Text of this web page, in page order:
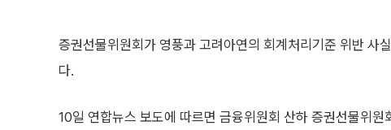
증권선물위원회가 영풍과 고려아연의 회계처리기준 위반 사
다.
10일 연합뉴스 보도에 따르면 금융위원회 산하 증권선물위원